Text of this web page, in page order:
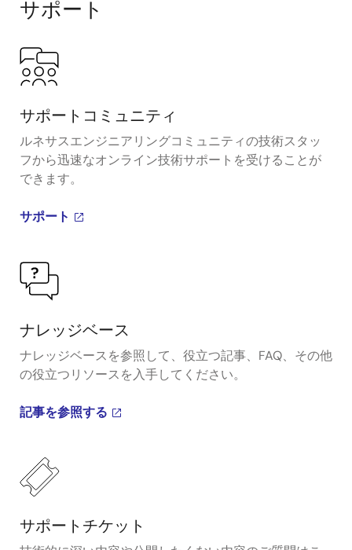
サポート
サポートコミュニティ
ルネサスエンジニアリングコミュニティの技術スタッ
フから迅速なオンライン技術サポートを受けることが
できます。
サポート
ナレッジベース
ナレッジベースを参照して、役立つ記事、FAQ、その他
の役立つリソースを入手してください。
記事を参照する
サポートチケット